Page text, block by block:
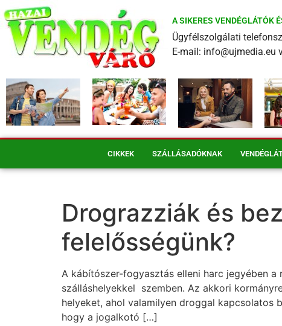
A SIKERES VENDÉGLÁTÓK
Ügyfélszolgálati
E-mail: info@ujmedia.eu
CIKKEK SZÁLLÁSADÓKNAK
Drograzziák és
felelősségünk?
A kábítószer-fogyasztás elleni harc jegyében
szálláshelyekkel szemben. Az akkori
helyeket, ahol valamilyen droggal kapcsolatos
hogy a jogalkotó […]